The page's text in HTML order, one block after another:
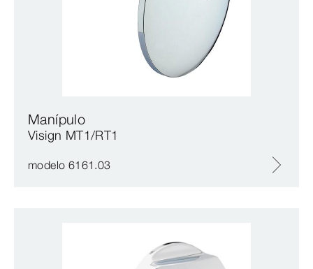
Manípulo
Visign MT1/RT1
modelo 6161.03